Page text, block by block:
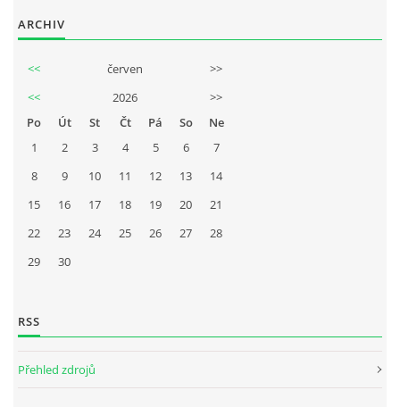
ARCHIV
<< červen
>>
<<
2026
>>
Po
Út St Čt Pá So
Ne
1
2 3 4 5 6
7
8
9 10 11 12 13
14
15
16 17 18 19 20
21
22
23 24 25 26 27
28
29
30
RSS
Přehled zdrojů